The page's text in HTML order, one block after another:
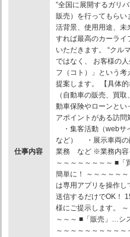
仕事内容
”全国に展開するガリ
販売）を行ってもらい
活背景、使用用途、未
すれば最高のカーライ
いただきます。 “クル
ではなく、 お客様の
フ（コト）」という
提案します。 【具体
（自動車の販売、
動車保険やローンと
アポイントがある訪
・集客活動（webサ
など） ・展示車両の
業務 など ※業務内容
～～～～～～～～ ■
簡単に！ ～～～～～
は専用アプリを操作し
送信するだけでOK！
様にご提示します。
～～～ ■「販売」…シ
～～～～～～～～～